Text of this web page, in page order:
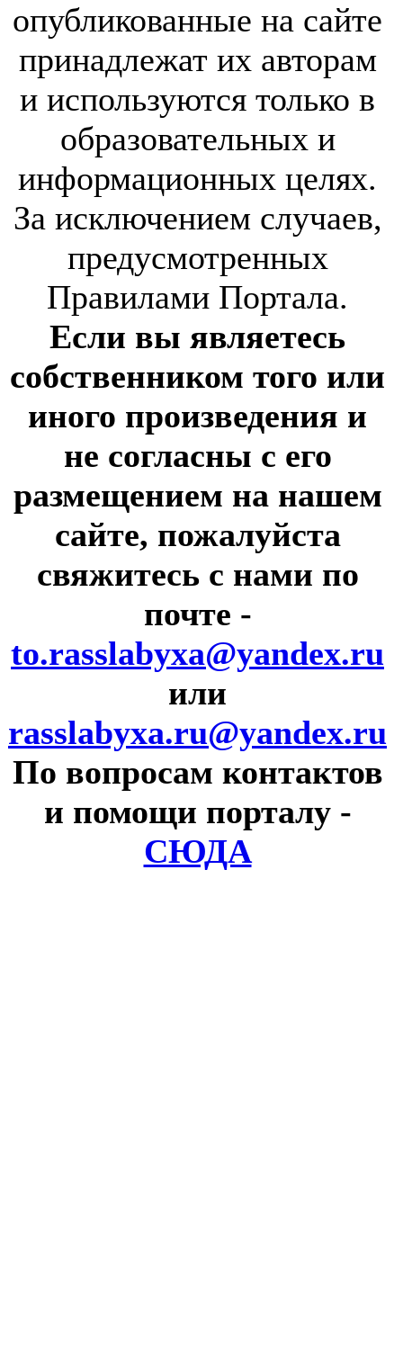
опубликованные на сайте
принадлежат их авторам
и используются только в
образовательных и
информационных целях.
За исключением случаев,
предусмотренных
Правилами Портала.
Если вы являетесь
собственником того или
иного произведения и
не согласны с его
размещением на нашем
сайте, пожалуйста
свяжитесь с нами по
почте -
to.rasslabyxa@yandex.ru
или
rasslabyxa.ru@yandex.ru
По вопросам контактов
и помощи порталу -
СЮДА